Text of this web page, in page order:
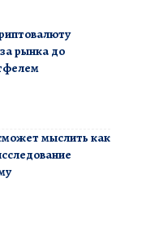
рынка до
мыслить как